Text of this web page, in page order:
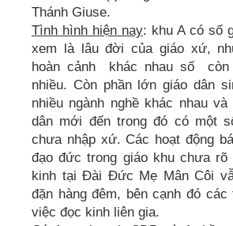
Thánh Giuse.
Tình hình hiện nay: khu A có số
xem là lâu đời của giáo xứ,
hoàn cảnh khác nhau số
nhiều. Còn phần lớn giáo dân
nhiều ngành nghề khác nhau
dân mới đến trong đó có một
chưa nhập xứ. Các hoạt động
đạo đức trong giáo khu chưa rõ
kinh tại Đài Đức Mẹ Mân Côi
đặn hàng đêm, bên cạnh đó
việc đọc kinh liên gia.